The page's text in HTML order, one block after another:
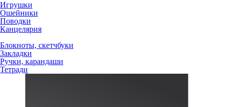
Игрушки
Ошейники
Поводки
Канцелярия
Блокноты, скетчбуки
Закладки
Ручки, карандаши
Тетради